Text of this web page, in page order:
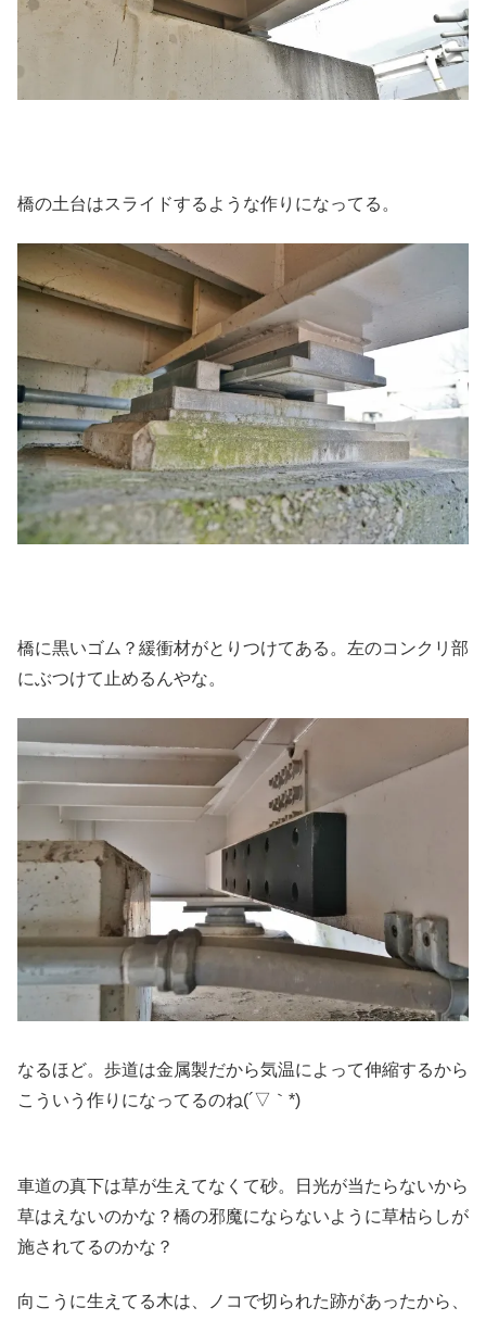
橋の土台はスライドするような作りになってる。
橋に黒いゴム？緩衝材がとりつけてある。左のコンクリ部
にぶつけて止めるんやな。
なるほど。歩道は金属製だから気温によって伸縮するから
こういう作りになってるのね(´▽｀*)
車道の真下は草が生えてなくて砂。日光が当たらないから
草はえないのかな？橋の邪魔にならないように草枯らしが
施されてるのかな？
向こうに生えてる木は、ノコで切られた跡があったから、